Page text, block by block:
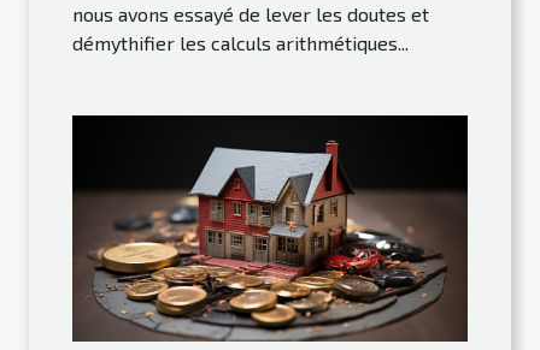
nous avons essayé de lever les doutes et
démythifier les calculs arithmétiques...